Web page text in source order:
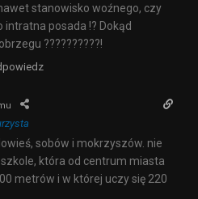
stanowisko woźnego, czy
posada !? Dokąd
??????????!
sobów i mokrzyszów. nie
która od centrum miasta
metrów i w której uczy się 220